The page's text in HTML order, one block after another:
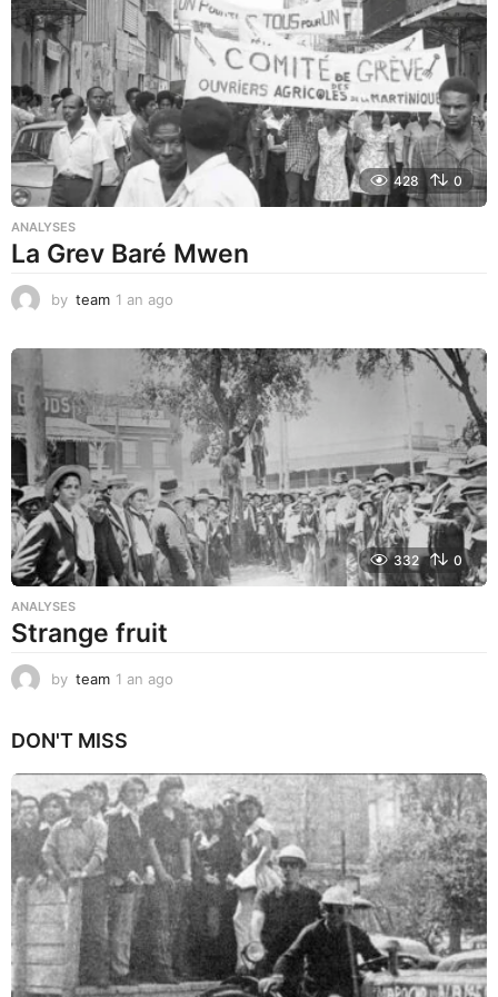
g
o
428 0
ANALYSES
La Grev Baré Mwen
by team 1 an ago
a
g
o
332 0
ANALYSES
Strange fruit
by team 1 an ago
o
DON'T MISS